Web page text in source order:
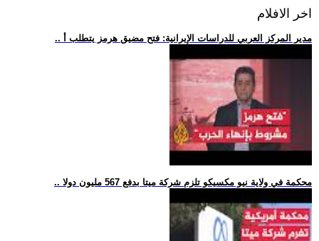
اخر الافلام
.. مدير المركز العربي للدراسات الإيرانية: فتح مضيق هرمز يتطلب أ
.. محكمة في ولاية نيو مكسيكو تلزم شركة ميتا بدفع 567 مليون دولا